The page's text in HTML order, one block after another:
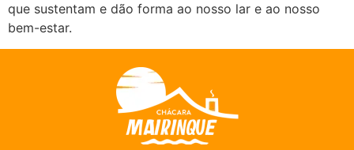
que sustentam e dão forma ao nosso lar e ao nosso
bem-estar.